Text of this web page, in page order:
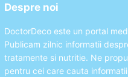
Despre noi
DoctorDeco este un portal
Publicam zilnic informatii
tratamente si nutritie. Ne
pentru cei care cauta